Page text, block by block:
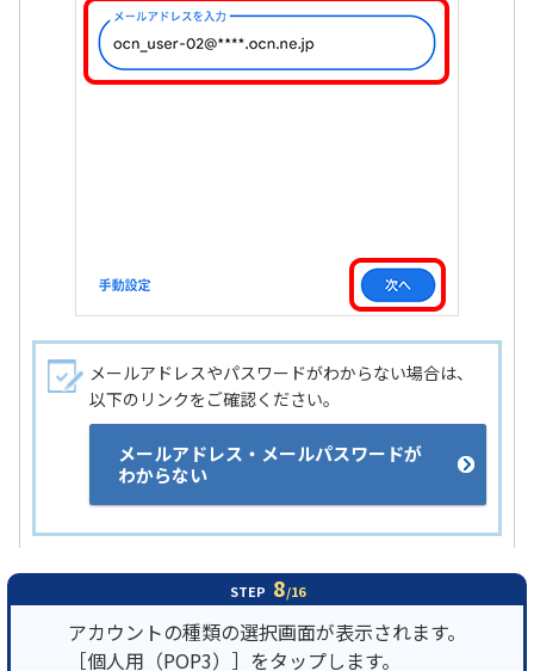
メールアドレスやパスワードがわからない場合は、
以下のリンクをご確認ください。
メールアドレス・メールパスワードが
わからない
STEP 8/16
アカウントの種類の選択画面が表示されます。
［個人用（POP3）］をタップします。